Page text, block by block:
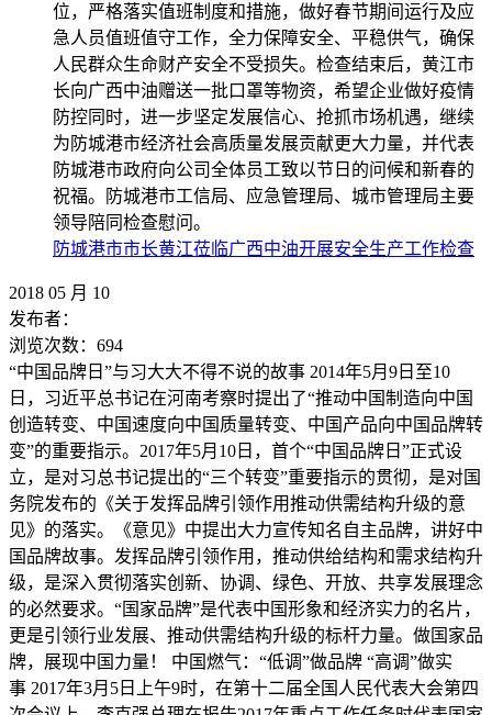
位，严格落实值班制度和措施，做好春节期间运行及应
急人员值班值守工作，全力保障安全、平稳供气，确保
人民群众生命财产安全不受损失。检查结束后，黄江市
长向广西中油赠送一批口罩等物资，希望企业做好疫情
防控同时，进一步坚定发展信心、抢抓市场机遇，继续
为防城港市经济社会高质量发展贡献更大力量，并代表
防城港市政府向公司全体员工致以节日的问候和新春的
祝福。防城港市工信局、应急管理局、城市管理局主要
领导陪同检查慰问。
防城港市市长黄江莅临广西中油开展安全生产工作检查
2018 05 月 10
发布者：
浏览次数： 694
“中国品牌日”与习大大不得不说的故事 2014年5月9日至10
日，习近平总书记在河南考察时提出了“推动中国制造向中国
创造转变、中国速度向中国质量转变、中国产品向中国品牌转
变”的重要指示。2017年5月10日，首个“中国品牌日”正式设
立，是对习总书记提出的“三个转变”重要指示的贯彻，是对国
务院发布的《关于发挥品牌引领作用推动供需结构升级的意
见》的落实。《意见》中提出大力宣传知名自主品牌，讲好中
国品牌故事。发挥品牌引领作用，推动供给结构和需求结构升
级，是深入贯彻落实创新、协调、绿色、开放、共享发展理念
的必然要求。“国家品牌”是代表中国形象和经济实力的名片，
更是引领行业发展、推动供需结构升级的标杆力量。做国家品
牌，展现中国力量！ 中国燃气：“低调”做品牌 “高调”做实
事 2017年3月5日上午9时，在第十二届全国人民代表大会第四